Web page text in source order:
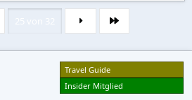
Letzte
Travel Guide
Insider Mitglied